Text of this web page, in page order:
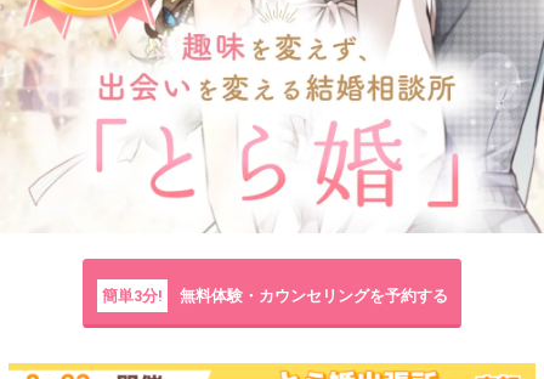
簡単3分! 無料体験・カウンセリングを予約する